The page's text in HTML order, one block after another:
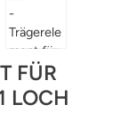
FÜR
LOCH